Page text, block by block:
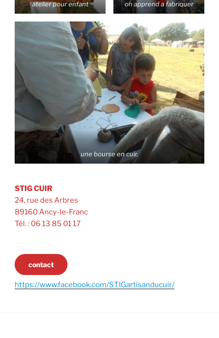
atelier pour enfant on apprend a fabriquer
une bourse en cuir.
STIG CUIR
24, rue des Arbres
89160 Ancy-le-Franc
Tél. : 06 13 85 01 17
contact
https://www.facebook.com/STIGartisanducuir/